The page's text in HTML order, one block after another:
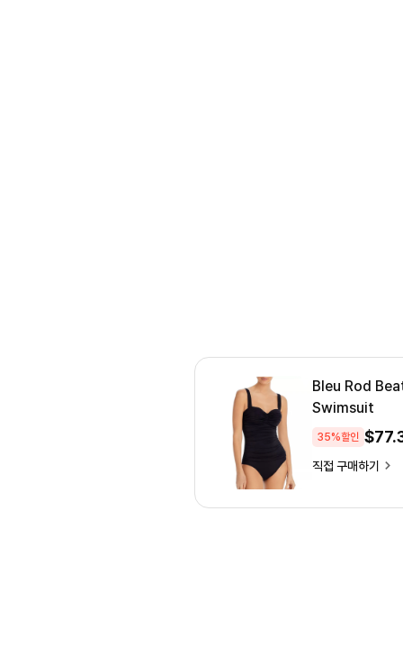
Bleu Rod
Swimsuit
35%할인 $
직접 구매하기